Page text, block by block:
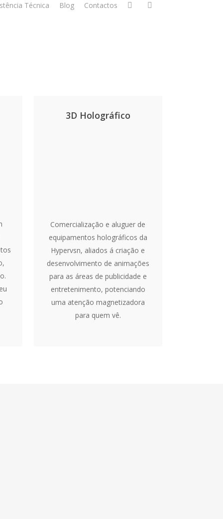
Técnica Blog Contactos
3D Holográfico
Comercialização e aluguer de
equipamentos holográficos da
Hypervsn, aliados á criação e
desenvolvimento de animações
para as áreas de publicidade e
entretenimento, potenciando
uma atenção magnetizadora
para quem vê.